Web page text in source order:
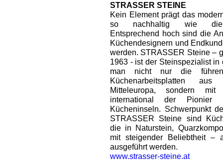
STRASSER STEINE
Kein Element prägt das
so nachhaltig wie die
Entsprechend hoch sind die
Küchendesignern und
werden. STRASSER Steine –
1963 - ist der Steinspezialist in
man nicht nur die
Küchenarbeitsplatten
Mitteleuropa, sondern mit
international der Pionier
Kücheninseln. Schwerpunkt
STRASSER Steine sind
die in Naturstein,
mit steigender Beliebtheit –
ausgeführt werden.
www.strasser-steine.at